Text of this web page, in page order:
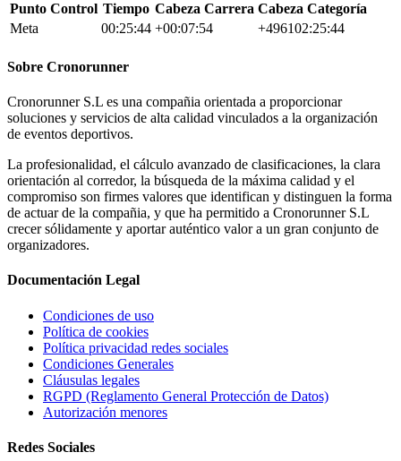
Punto Control Tiempo Cabeza Carrera Cabeza Categoría
Meta
00:25:44 +00:07:54 +496102:25:44
Sobre Cronorunner
Cronorunner S.L es una compañia orientada a proporcionar
soluciones y servicios de alta calidad vinculados a la organización
de eventos deportivos.
La profesionalidad, el cálculo avanzado de clasificaciones, la clara
orientación al corredor, la búsqueda de la máxima calidad y el
compromiso son firmes valores que identifican y distinguen la forma
de actuar de la compañia, y que ha permitido a Cronorunner S.L
crecer sólidamente y aportar auténtico valor a un gran conjunto de
organizadores.
Documentación Legal
Condiciones de uso
Política de cookies
Política privacidad redes sociales
Condiciones Generales
Cláusulas legales
RGPD (Reglamento General Protección de Datos)
Autorización menores
Redes Sociales